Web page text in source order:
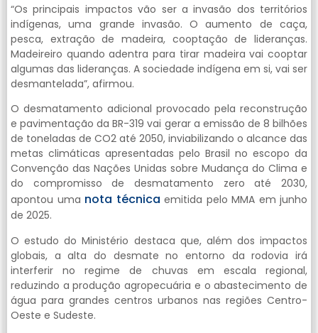
“Os principais impactos vão ser a invasão dos territórios
indígenas, uma grande invasão. O aumento de caça,
pesca, extração de madeira, cooptação de lideranças.
Madeireiro quando adentra para tirar madeira vai cooptar
algumas das lideranças. A sociedade indígena em si, vai ser
desmantelada”, afirmou.
O desmatamento adicional provocado pela reconstrução
e pavimentação da BR-319 vai gerar a emissão de 8 bilhões
de toneladas de CO2 até 2050, inviabilizando o alcance das
metas climáticas apresentadas pelo Brasil no escopo da
Convenção das Nações Unidas sobre Mudança do Clima e
do compromisso de desmatamento zero até 2030,
apontou uma nota técnica emitida pelo MMA em junho
de 2025.
O estudo do Ministério destaca que, além dos impactos
globais, a alta do desmate no entorno da rodovia irá
interferir no regime de chuvas em escala regional,
reduzindo a produção agropecuária e o abastecimento de
água para grandes centros urbanos nas regiões Centro-
Oeste e Sudeste.